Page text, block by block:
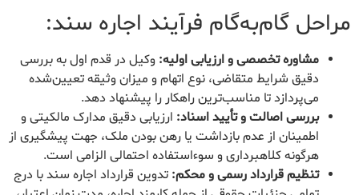
مراحل گام‌به‌گام فرآیند اجاره سند:
مشاوره تخصصی و ارزیابی اولیه: وکیل در قدم اول به بررسی
دقیق شرایط متقاضی، نوع اتهام و میزان وثیقه تعیین‌شده
می‌پردازد تا مناسب‌ترین راهکار را پیشنهاد دهد.
بررسی اصالت و تأیید اسناد: ارزیابی دقیق مدارک مالکیتی و
اطمینان از عدم بازداشت یا رهن بودن ملک، جهت پیشگیری از
هرگونه کلاهبرداری و سوءاستفاده احتمالی الزامی است.
تنظیم قرارداد رسمی و محکم: تدوین قرارداد اجاره سند با درج